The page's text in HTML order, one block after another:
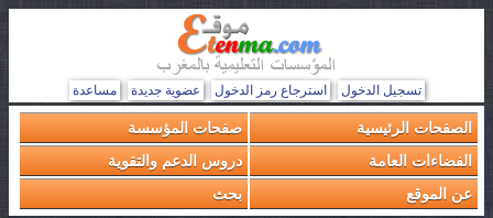
تسجيل الدخول استرجاع رمز الدخول عضوية جديدة مساعدة
الصفحات الرئيسية
صفحات المؤسسة
الفضاءات العامة
دروس الدعم والتقوية
عن الموقع
بحث